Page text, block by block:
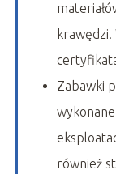
Zabawki
również